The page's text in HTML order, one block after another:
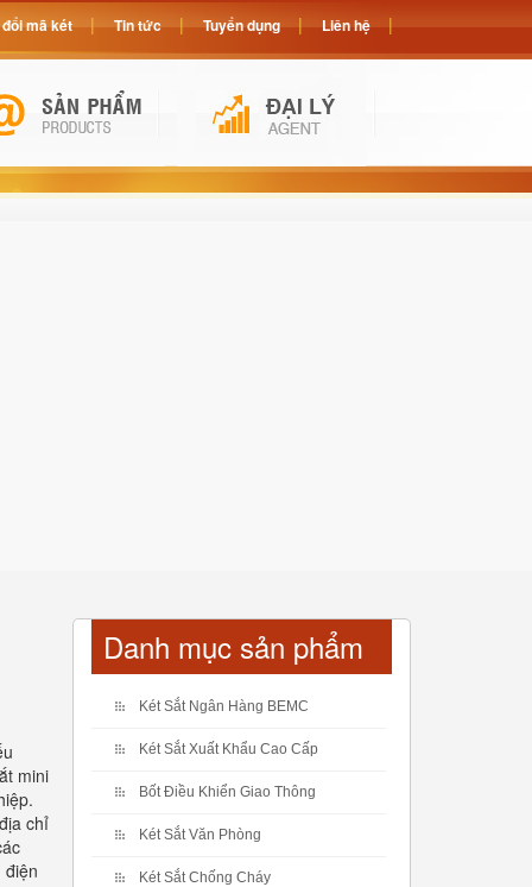
mini
chỉ
điện
Danh mục sản phẩm
Két Sắt Ngân Hàng BEMC
Két Sắt Xuất Khẩu Cao Cấp
Bốt Điều Khiển Giao Thông
Két Sắt Văn Phòng
Két Sắt Chống Cháy
mã két Tin tức Tuyển dụng Liên hệ